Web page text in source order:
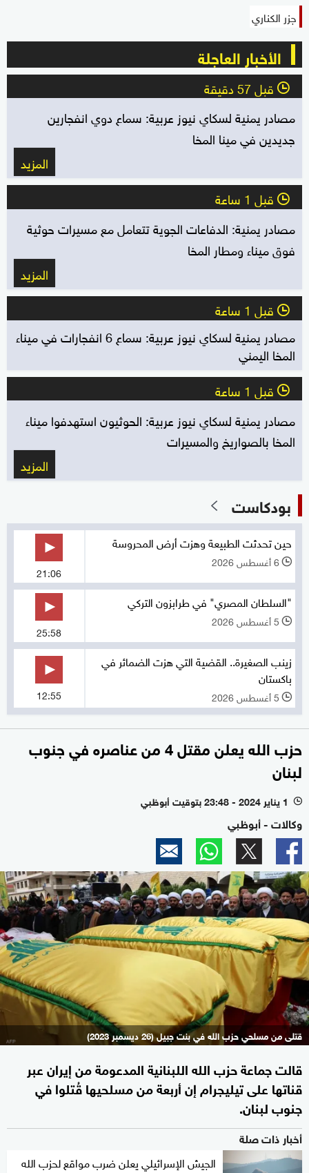
جزر الكناري
الأخبار العاجلة
l قبل 57 دقيقة
مصادر يمنية لسكاي نيوز عربية: سماع دوي انفجارين
جديدين في مينا المخا
المزيد
l قبل 1 ساعة
مصادر يمنية: الدفاعات الجوية تتعامل مع مسيرات حوثية
فوق ميناء ومطار المخا
المزيد
l قبل 1 ساعة
مصادر يمنية لسكاي نيوز عربية: سماع 6 انفجارات في ميناء
المخا اليمني
l قبل 1 ساعة
مصادر يمنية لسكاي نيوز عربية: الحوثيون استهدفوا ميناء
المخا بالصواريخ والمسيرات
المزيد
بودكاست
حين تحدثت الطبيعة وهزت أرض المحروسة
l 6 أغسطس 2026
21:06
"السلطان المصري" في طرابزون التركي
l 5 أغسطس 2026
25:58
زينب الصغيرة.. القضية التي هزت الضمائر في
باكستان
l 5 أغسطس 2026 12:55
حزب الله يعلن مقتل 4 من عناصره في جنوب
لبنان
l 1 يناير 2024 - 23:48 بتوقيت أبوظبي
وكالات - أبوظبي
قتلى من مسلحي حزب الله في بنت جبيل (26 ديسمبر 2023)
قالت جماعة حزب الله اللبنانية المدعومة من إيران عبر
قناتها على تيليجرام إن أربعة من مسلحيها قُتلوا في
جنوب لبنان.
أخبار ذات صلة
الجيش الإسرائيلي يعلن ضرب مواقع لحزب الله